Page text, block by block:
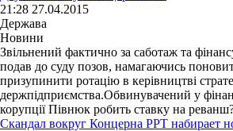
21:28 27.04.2015
Держава
Новини
Звільнений фактично за саботаж та
подав до суду позов, намагаючись
призупинити ротацію в керівництві
держпідприємства.Обвинувачений у
корупції Півнюк робить ставку на
Скандал вокруг Концерна РРТ набирает